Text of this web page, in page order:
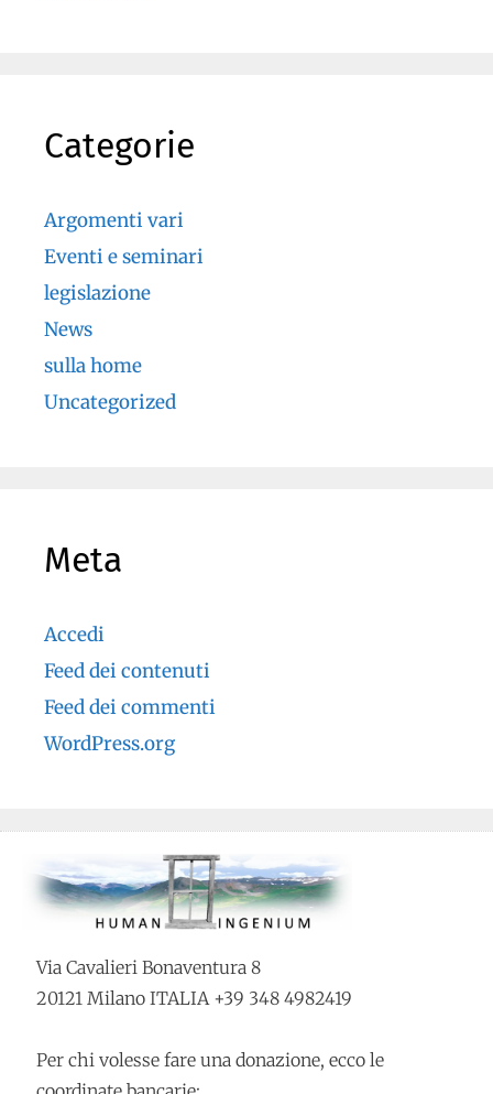
Categorie
Argomenti vari
Eventi e seminari
legislazione
News
sulla home
Uncategorized
Meta
Accedi
Feed dei contenuti
Feed dei commenti
WordPress.org
Via Cavalieri Bonaventura 8
20121 Milano ITALIA +39 348 4982419
Per chi volesse fare una donazione, ecco le